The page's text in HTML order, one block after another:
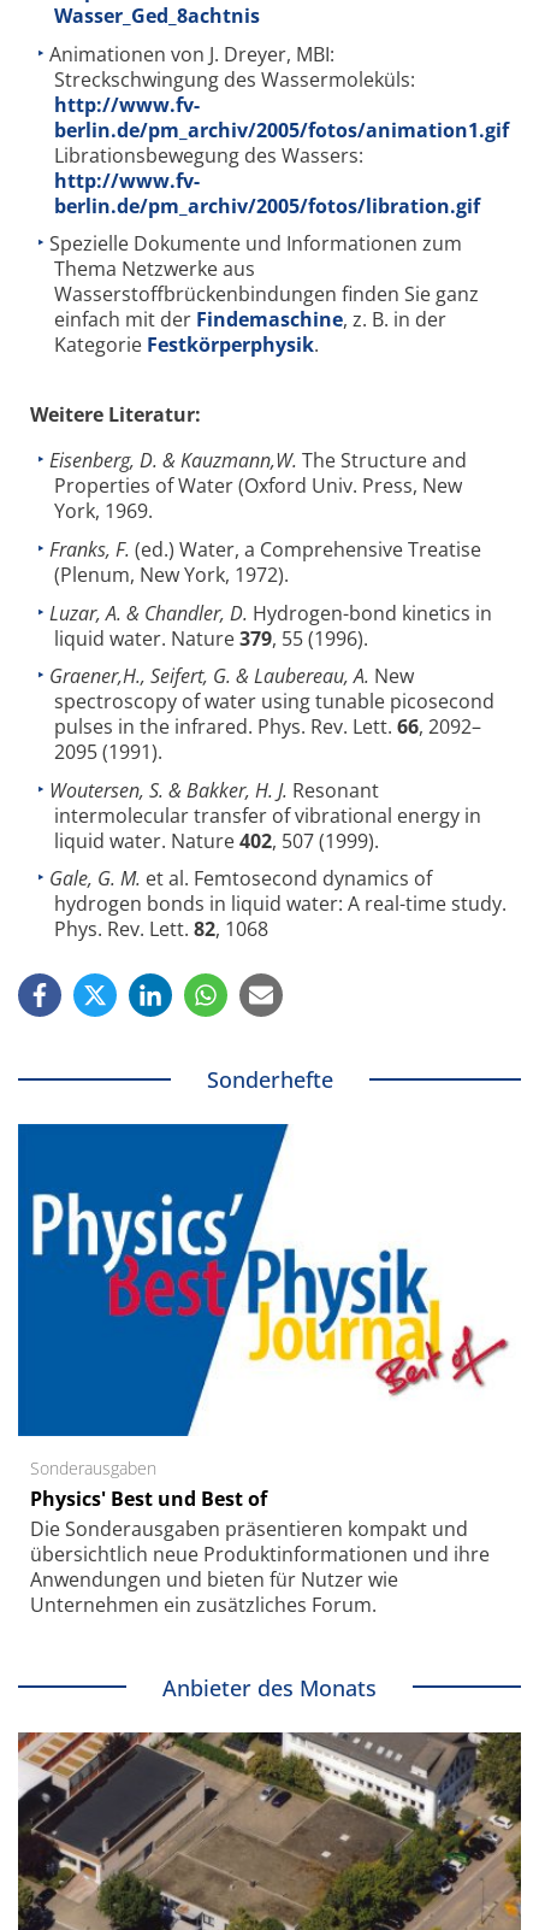
Wasser_Ged_8achtnis
Animationen von J. Dreyer, MBI:
Streckschwingung des Wassermoleküls:
http://www.fv-
berlin.de/pm_archiv/2005/fotos/animation1.gif
Librationsbewegung des Wassers:
http://www.fv-
berlin.de/pm_archiv/2005/fotos/libration.gif
Spezielle Dokumente und Informationen zum
Thema Netzwerke aus
Wasserstoffbrückenbindungen finden Sie ganz
einfach mit der Findemaschine, z. B. in der
Kategorie Festkörperphysik.
Weitere Literatur:
Eisenberg, D. & Kauzmann,W. The Structure and
Properties of Water (Oxford Univ. Press, New
York, 1969.
Franks, F. (ed.) Water, a Comprehensive Treatise
(Plenum, New York, 1972).
Luzar, A. & Chandler, D. Hydrogen-bond kinetics in
liquid water. Nature379, 55 (1996).
Graener,H., Seifert, G. & Laubereau, A. New
spectroscopy of water using tunable picosecond
pulses in the infrared. Phys. Rev. Lett. 66, 2092–
2095 (1991).
Woutersen, S. & Bakker, H. J. Resonant
intermolecular transfer of vibrational energy in
liquid water. Nature402, 507 (1999).
Gale, G. M. et al. Femtosecond dynamics of
hydrogen bonds in liquid water: A real-time study.
Phys. Rev. Lett. 82, 1068
Sonderhefte
Sonderausgaben
Physics' Best und Best of
Die Sonder­ausgaben präsentieren kompakt und
übersichtlich neue Produkt­informationen und ihre
Anwendungen und bieten für Nutzer wie
Unternehmen ein zusätzliches Forum.
Anbieter des Monats